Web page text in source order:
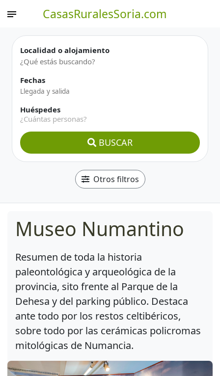
CasasRuralesSoria.com
Localidad o alojamiento
Fechas
Huéspedes
¿Cuántas personas?
BUSCAR
Otros filtros
Museo Numantino
Resumen de toda la historia
paleontológica y arqueológica de la
provincia, sito frente al Parque de la
Dehesa y del parking público. Destaca
ante todo por los restos celtibéricos,
sobre todo por las cerámicas policromas
mitológicas de Numancia.